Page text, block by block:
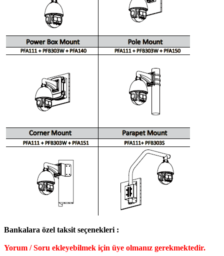
Bankalara özel taksit seçenekleri :
Yorum / Soru ekleyebilmek için üye olmanız gerekmektedir.